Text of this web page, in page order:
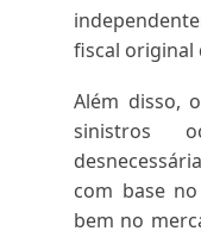
fiscal original
Além disso,
sinistros
com base
bem no